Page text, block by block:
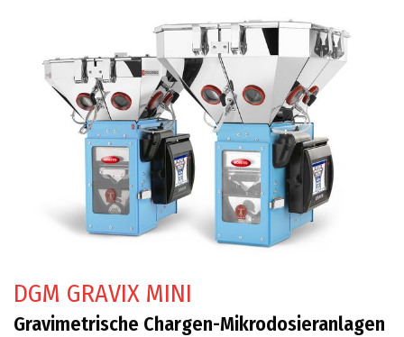
DGM GRAVIX MINI
Gravimetrische Chargen-Mikrodosieranlagen